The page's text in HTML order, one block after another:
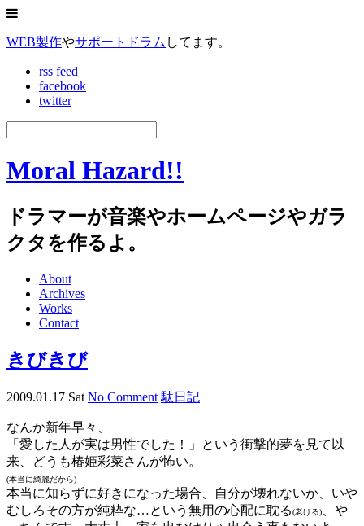
WEB製作やサポートドラム してます。
rss feed
facebook
twitter
Moral Hazard!!
ドラマーが音楽やホームページやガラ
クタを作るよ。
About
Archives
Works
Contact
きびきび
2009.01.17 Sat No Comment 駄日記
なんか新年早々、
「愛した人が実は男性でした！」という衝撃的夢を見て以
来、どうも椿姫彩菜さんが怖い。
(本当に綺麗だから)
本当に知らずに好きになった場合、自分が壊れないか、いや
むしろその方が純粋な…という無用の心配に耽る(老ける)
、や